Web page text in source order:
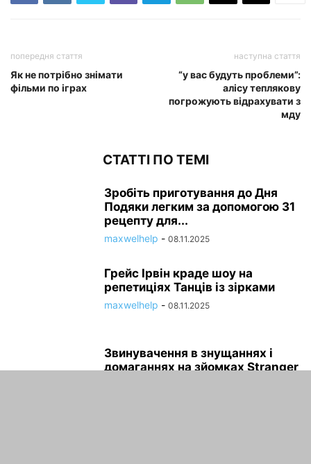
попередня стаття
Як не потрібно знімати
фільми по іграх
наступна стаття
“у вас будуть проблеми”:
алісу теплякову
погрожують відрахувати з
мду
СТАТТІ ПО ТЕМІ
Зробіть приготування до Дня
Подяки легким за допомогою 31
рецепту для...
maxwelhelp - 08.11.2025
Грейс Ірвін краде шоу на
репетиціях Танців із зірками
maxwelhelp - 08.11.2025
Звинувачення в знущаннях і
домаганнях на зйомках Stranger